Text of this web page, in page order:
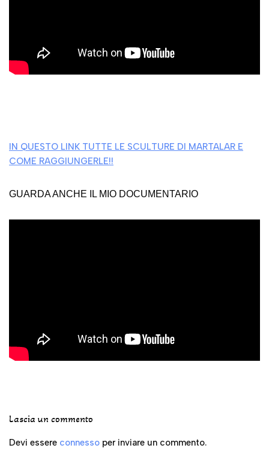
IN QUESTO LINK TUTTE LE SCULTURE DI MARTALAR E
COME RAGGIUNGERLE!!
GUARDA ANCHE IL MIO DOCUMENTARIO
Lascia un commento
Devi essere connesso per inviare un commento.